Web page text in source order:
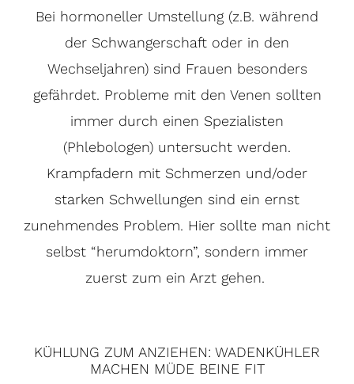
Bei hormoneller Umstellung (z.B. während
der Schwangerschaft oder in den
Wechseljahren) sind Frauen besonders
gefährdet. Probleme mit den Venen sollten
immer durch einen Spezialisten
(Phlebologen) untersucht werden.
Krampfadern mit Schmerzen und/oder
starken Schwellungen sind ein ernst
zunehmendes Problem. Hier sollte man nicht
selbst “herumdoktorn”, sondern immer
zuerst zum ein Arzt gehen.
KÜHLUNG ZUM ANZIEHEN: WADENKÜHLER
MACHEN MÜDE BEINE FIT